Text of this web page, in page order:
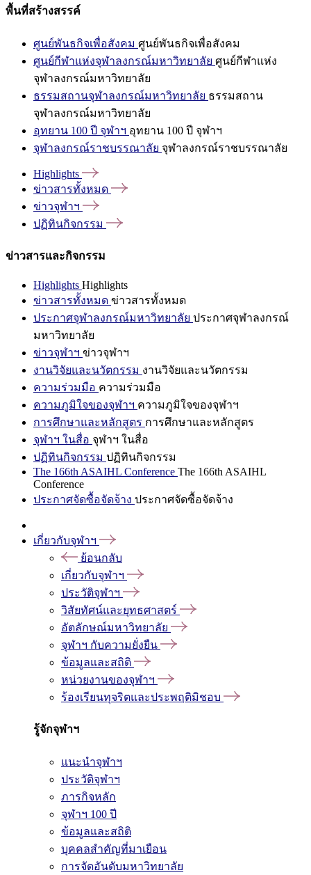
พื้นที่สร้างสรรค์
ศูนย์พันธกิจเพื่อสังคม ศูนย์พันธกิจเพื่อสังคม
ศูนย์กีฬาแห่งจุฬาลงกรณ์มหาวิทยาลัย ศูนย์กีฬาแห่ง
จุฬาลงกรณ์มหาวิทยาลัย
ธรรมสถานจุฬาลงกรณ์มหาวิทยาลัย ธรรมสถาน
จุฬาลงกรณ์มหาวิทยาลัย
อุทยาน 100 ปี จุฬาฯ อุทยาน 100 ปี จุฬาฯ
จุฬาลงกรณ์ราชบรรณาลัย จุฬาลงกรณ์ราชบรรณาลัย
Highlights
ข่าวสารทั้งหมด
ข่าวจุฬาฯ
ปฏิทินกิจกรรม
ข่าวสารและกิจกรรม
Highlights Highlights
ข่าวสารทั้งหมด ข่าวสารทั้งหมด
ประกาศจุฬาลงกรณ์มหาวิทยาลัย ประกาศจุฬาลงกรณ์
มหาวิทยาลัย
ข่าวจุฬาฯ ข่าวจุฬาฯ
งานวิจัยและนวัตกรรม งานวิจัยและนวัตกรรม
ความร่วมมือ ความร่วมมือ
ความภูมิใจของจุฬาฯ ความภูมิใจของจุฬาฯ
การศึกษาและหลักสูตร การศึกษาและหลักสูตร
จุฬาฯ ในสื่อ จุฬาฯ ในสื่อ
ปฏิทินกิจกรรม ปฏิทินกิจกรรม
The 166th ASAIHL Conference The 166th ASAIHL
Conference
ประกาศจัดซื้อจัดจ้าง ประกาศจัดซื้อจัดจ้าง
เกี่ยวกับจุฬาฯ
ย้อนกลับ
เกี่ยวกับจุฬาฯ
ประวัติจุฬาฯ
วิสัยทัศน์และยุทธศาสตร์
อัตลักษณ์มหาวิทยาลัย
จุฬาฯ กับความยั่งยืน
ข้อมูลและสถิติ
หน่วยงานของจุฬาฯ
ร้องเรียนทุจริตและประพฤติมิชอบ
รู้จักจุฬาฯ
แนะนำจุฬาฯ
ประวัติจุฬาฯ
ภารกิจหลัก
จุฬาฯ 100 ปี
ข้อมูลและสถิติ
บุคคลสำคัญที่มาเยือน
การจัดอันดับมหาวิทยาลัย